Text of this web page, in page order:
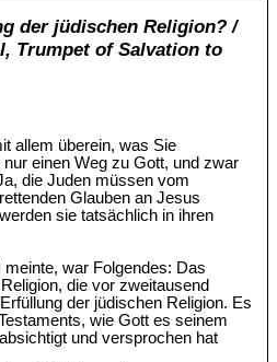
der jüdischen Religion? /
Trumpet of Salvation to
allem überein, was Sie
einen Weg zu Gott, und zwar
die Juden müssen vom
Glauben an Jesus
sie tatsächlich in ihren
meinte, war Folgendes: Das
die vor zweitausend
der jüdischen Religion. Es
wie Gott es seinem
und versprochen hat